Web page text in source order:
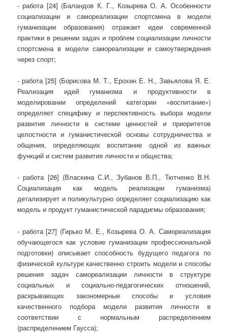
- работа [24] (Баландов К. Г., Козырева О. А. Особенности
социализации и самореализации спортсмена в модели
гуманизации образования) отражает идеи современной
практики в решении задач и проблем социализации личности
спортсмена в модели самореализации и самоутверждения
через спорт;
- работа [25] (Борисова М. Т., Ерохин Е. Н., Завьялова Я. Е.
Реализация идей гуманизма и продуктивности в
моделировании определений категории «воспитание»)
определяет специфику и перспективность выбора модели
развития личности в системе ценностей и приоритетов
целостности и гуманистической основы сотрудничества и
общения, определяющих воспитание одной из важных
функций и систем развития личности и общества;
- работа [26] (Власкина С.И., Зубанов В.П., Тютченко В.Н.
Социализация как модель реализации гуманизма)
детализирует и поликультурно определяет социализацию как
модель и продукт гуманистической парадигмы образования;
- работа [27] (Гирько М. Е., Козырева О. А. Самореализация
обучающегося как условие гуманизации профессиональной
подготовки) описывает способность будущего педагога по
физической культуре качественно строить модели и способы
решения задач самореализации личности в структуре
социальных и социально-педагогических отношений,
раскрывающих закономерные способы и условия
качественного подбора модели развития личности в
соответствии с нормальным распределением
(распределением Гаусса);